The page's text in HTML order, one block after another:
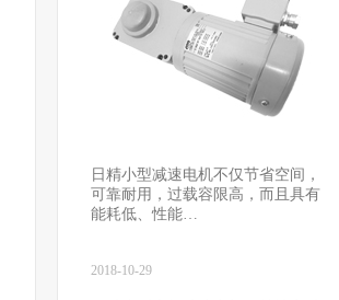
日精小型减速电机不仅节省空间，
可靠耐用，过载容限高，而且具有
能耗低、性能…
2018-10-29